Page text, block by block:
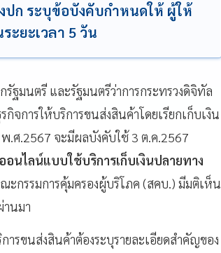
ปก ระบุข้อบังคับกำหนดให้ ผู้ให้
ะยะเวลา 5 วัน
รัฐมนตรี และรัฐมนตรีว่าการกระทรวงดิจิทัล
จการให้บริการขนส่งสินค้าโดยเรียกเก็บเงิน
.ศ.2567 จะมีผลบังคับใช้ 3 ต.ค.2567
นไลน์แบบใช้บริการเก็บเงินปลายทาง
กรรมการคุ้มครองผู้บริโภค (สคบ.) มีมติเห็น
นมา
รขนส่งสินค้าต้องระบุรายละเอียดสำคัญของ